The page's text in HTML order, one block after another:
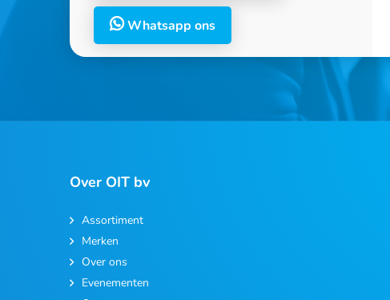
Whatsapp ons
Over OIT bv
Assortiment
Merken
Over ons
Evenementen